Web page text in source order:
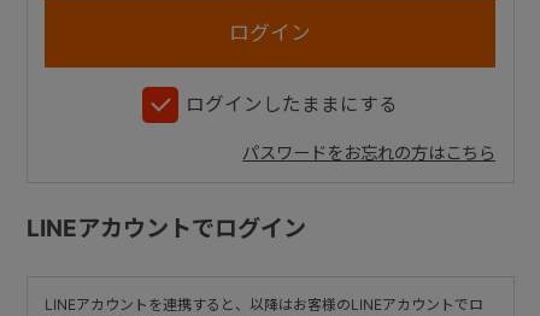
ログインしたままにする
パスワードをお忘れの方はこちら
LINEアカウントでログイン
LINEアカウントを連携すると、以降はお客様のLINEアカウントでロ